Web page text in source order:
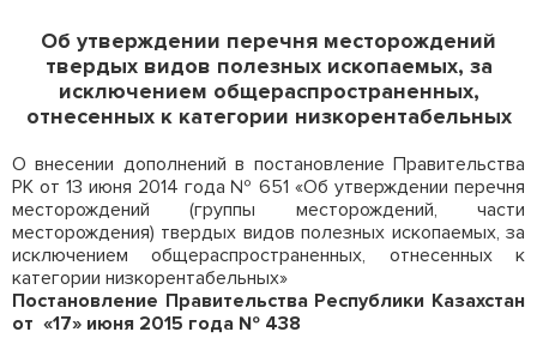
Об утверждении перечня месторождений
твердых видов полезных ископаемых, за
исключением общераспространенных,
отнесенных к категории низкорентабельных
О внесении дополнений в постановление Правительства
РК от 13 июня 2014 года № 651 «Об утверждении перечня
месторождений (группы месторождений, части
месторождения) твердых видов полезных ископаемых, за
исключением общераспространенных, отнесенных к
категории низкорентабельных»
Постановление Правительства Республики Казахстан
от «17» июня 2015 года № 438